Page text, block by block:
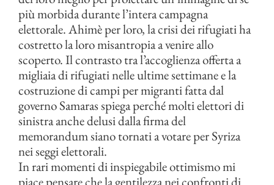
più morbida durante l’intera campagna
elettorale. Ahimè per loro, la crisi dei rifugiati ha
costretto la loro misantropia a venire allo
scoperto. Il contrasto tra l’accoglienza offerta a
migliaia di rifugiati nelle ultime settimane e la
costruzione di campi per migranti fatta dal
governo Samaras spiega perché molti elettori di
sinistra anche delusi dalla firma del
memorandum siano tornati a votare per Syriza
nei seggi elettorali.
In rari momenti di inspiegabile ottimismo mi
piace pensare che la gentilezza nei confronti di